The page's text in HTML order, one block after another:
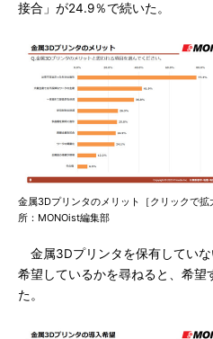
接合」が24.9％で続いた。
金属3Dプリンタのメリット［クリックで拡
所：MONOist編集部
金属3Dプリンタを保有してい
希望しているかを尋ねると、希望
た。